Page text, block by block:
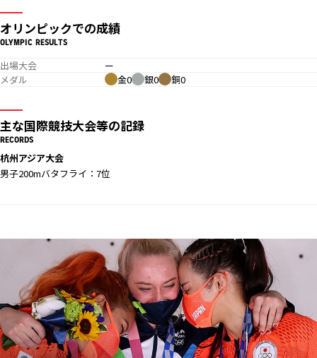
オリンピックでの成績
OLYMPIC RESULTS
出場大会
ー
メダル
金0 銀0 銅0
主な国際競技大会等の記録
RECORDS
杭州アジア大会
男子200mバタフライ：7位